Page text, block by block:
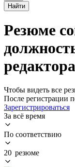
Найти
Резюме
Чтобы видеть все
После регистрации
Зарегистрироваться
За всё время
По соответствию
20 резюме